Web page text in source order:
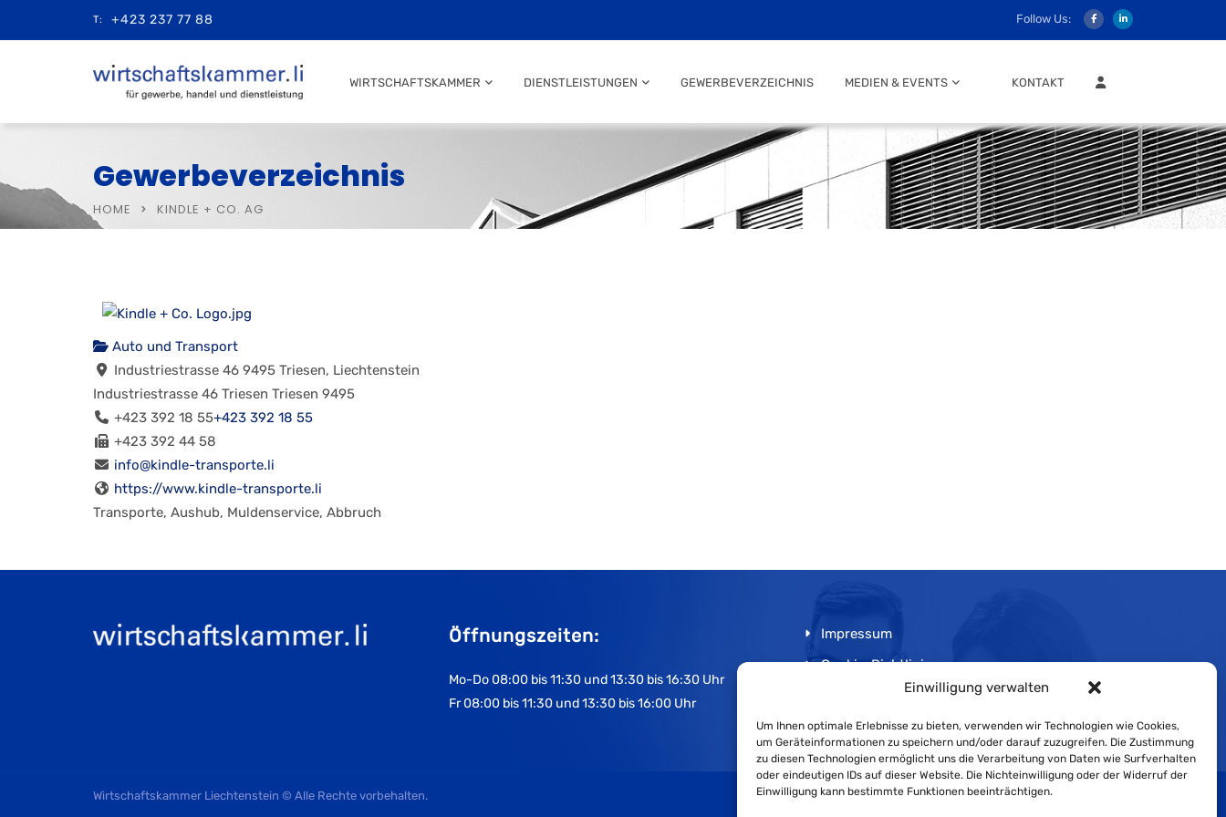
Einwilligung verwalten
Um Ihnen optimale Erlebnisse zu bieten, verwenden wir Technologien wie Cookies,
um Geräteinformationen zu speichern und/oder darauf zuzugreifen. Die Zustimmung
zu diesen Technologien ermöglicht uns die Verarbeitung von Daten wie Surfverhalten
oder eindeutigen IDs auf dieser Website. Die Nichteinwilligung oder der Widerruf der
Einwilligung kann bestimmte Funktionen beeinträchtigen.
T: +423 237 77 88 Follow Us:
WIRTSCHAFTSKAMMER DIENSTLEISTUNGEN GEWERBEVERZEICHNIS MEDIEN & EVENTS KONTAKT MITGLIEDER LOGIN
Gewerbeverzeichnis
HOME KINDLE + CO. AG
Auto und Transport
Industriestrasse 46 9495 Triesen, Liechtenstein
Industriestrasse 46 Triesen Triesen 9495
+423 392 18 55+423 392 18 55
+423 392 44 58
info@kindle-transporte.li
https://www.kindle-transporte.li
Transporte, Aushub, Muldenservice, Abbruch
Öffnungszeiten:
Mo-Do 08:00 bis 11:30 und 13:30 bis 16:30 Uhr
Fr 08:00 bis 11:30 und 13:30 bis 16:00 Uhr
Impressum
Cookie-Richtlinie
Datenschutzerklärung
Wirtschaftskammer Liechtenstein © Alle Rechte vorbehalten.